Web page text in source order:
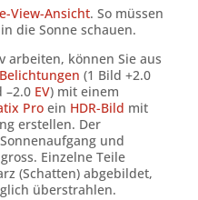
View-Ansicht. So müssen
die Sonne schauen.
arbeiten, können Sie aus
(1 Bild +2.0
–2.0 EV) mit einem
Pro ein HDR-Bild mit
erstellen. Der
und
Einzelne Teile
(Schatten) abgebildet,
überstrahlen.